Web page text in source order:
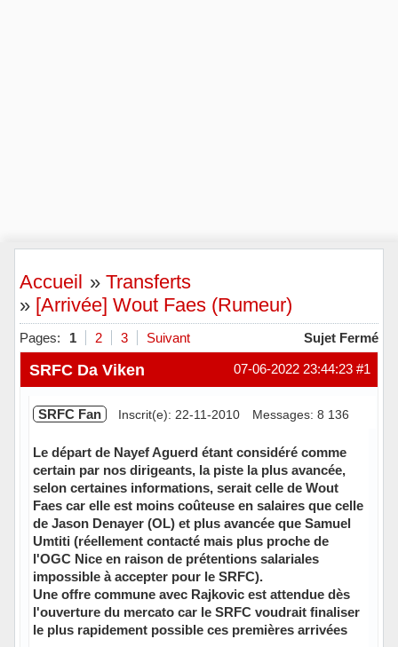
Accueil »Transferts
» [Arrivée] Wout Faes (Rumeur)
Pages: 1 2 3 Suivant Sujet Fermé
#1
07-06-2022 23:44:23
SRFC Da Viken
SRFC Fan Inscrit(e): 22-11-2010 Messages: 8 136
Le départ de Nayef Aguerd étant considéré comme
certain par nos dirigeants, la piste la plus avancée,
selon certaines informations, serait celle de Wout
Faes car elle est moins coûteuse en salaires que celle
de Jason Denayer (OL) et plus avancée que Samuel
Umtiti (réellement contacté mais plus proche de
l'OGC Nice en raison de prétentions salariales
impossible à accepter pour le SRFC).
Une offre commune avec Rajkovic est attendue dès
l'ouverture du mercato car le SRFC voudrait finaliser
le plus rapidement possible ces premières arrivées